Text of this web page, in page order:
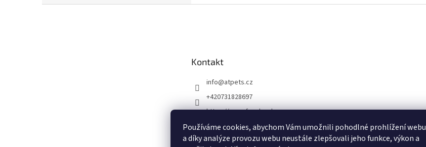
Používáme cookies, abychom Vám umožnili pohodlné prohlížení webu
a díky analýze provozu webu neustále zlepšovali jeho funkce, výkon a
Kontakt
info@atpets.cz
+420731828697
https://www.facebook.co
m/ATpets.eshop
https://www.instagram.co